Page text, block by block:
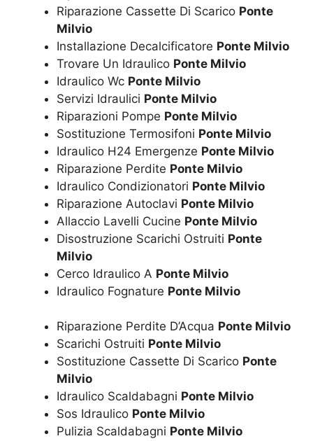
Riparazione Cassette Di Scarico Ponte
Milvio
Installazione Decalcificatore Ponte Milvio
Trovare Un Idraulico Ponte Milvio
Idraulico Wc Ponte Milvio
Servizi Idraulici Ponte Milvio
Riparazioni Pompe Ponte Milvio
Sostituzione Termosifoni Ponte Milvio
Idraulico H24 Emergenze Ponte Milvio
Riparazione Perdite Ponte Milvio
Idraulico Condizionatori Ponte Milvio
Riparazione Autoclavi Ponte Milvio
Allaccio Lavelli Cucine Ponte Milvio
Disostruzione Scarichi Ostruiti Ponte
Milvio
Cerco Idraulico A Ponte Milvio
Idraulico Fognature Ponte Milvio
Riparazione Perdite D’Acqua Ponte Milvio
Scarichi Ostruiti Ponte Milvio
Sostituzione Cassette Di Scarico Ponte
Milvio
Idraulico Scaldabagni Ponte Milvio
Sos Idraulico Ponte Milvio
Pulizia Scaldabagni Ponte Milvio